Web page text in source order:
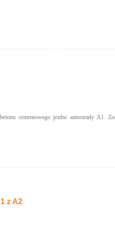
cementowego jezdni autostrady A1.
z A2